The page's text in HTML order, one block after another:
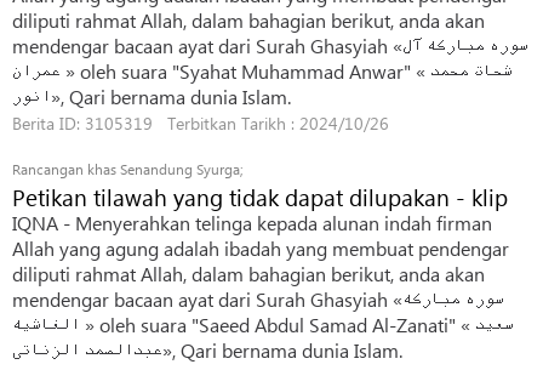
diliputi rahmat Allah, dalam bahagian berikut, anda akan
mendengar bacaan ayat dari Surah Ghasyiah «سوره مبارکه آل
عمران » oleh suara "Syahat Muhammad Anwar" « شحات محمد
انور», Qari bernama dunia Islam.
Berita ID: 3105319 Terbitkan Tarikh : 2024/10/26
Rancangan khas Senandung Syurga;
Petikan tilawah yang tidak dapat dilupakan - klip
IQNA - Menyerahkan telinga kepada alunan indah firman
Allah yang agung adalah ibadah yang membuat pendengar
diliputi rahmat Allah, dalam bahagian berikut, anda akan
mendengar bacaan ayat dari Surah Ghasyiah «سوره مبارکه
الغاشیه » oleh suara "Saeed Abdul Samad Al-Zanati" « سعید
عبدالصمد الزناتی», Qari bernama dunia Islam.